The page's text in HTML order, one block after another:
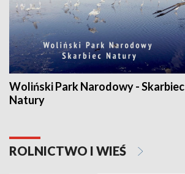
Woliński Park Narodowy - Skarbiec
Natury
ROLNICTWO I WIEŚ